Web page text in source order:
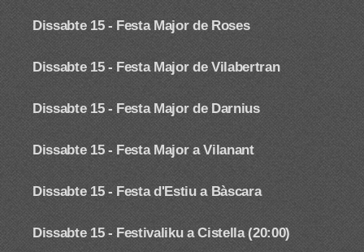
Dissabte 15 - Festa Major de Roses
Dissabte 15 - Festa Major de Vilabertran
Dissabte 15 -Festa Major de Darnius
Dissabte 15 - Festa Major a Vilanant
Dissabte 15 - Festa d'Estiu a Bàscara
Dissabte 15 - Festivaliku a Cistella (20:00)